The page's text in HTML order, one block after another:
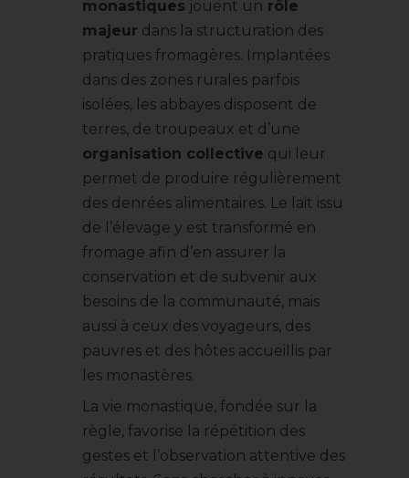
monastiques jouent un rôle
majeur dans la structuration des
pratiques fromagères. Implantées
dans des zones rurales parfois
isolées, les abbayes disposent de
terres, de troupeaux et d’une
organisation collective qui leur
permet de produire régulièrement
des denrées alimentaires. Le lait issu
de l’élevage y est transformé en
fromage afin d’en assurer la
conservation et de subvenir aux
besoins de la communauté, mais
aussi à ceux des voyageurs, des
pauvres et des hôtes accueillis par
les monastères.
La vie monastique, fondée sur la
règle, favorise la répétition des
gestes et l’observation attentive des